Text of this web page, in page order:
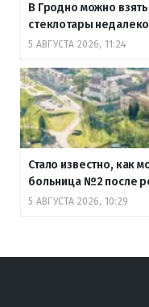
В Гродно можно
стеклотары
5 АВГУСТА 2026, 11:24
Стало известно, как
больница №2 после
5 АВГУСТА 2026, 10:29